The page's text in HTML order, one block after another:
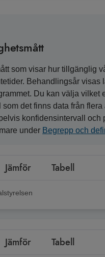
som visar hur tillgänglig
Behandlingsår visas
Du kan välja vilket
det finns data från flera
konfidensintervall och
under Begrepp och
Jämför Tabell
Jämför Tabell